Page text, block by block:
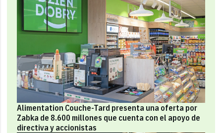
Alimentation Couche-Tard presenta una oferta por
Zabka de 8.600 millones que cuenta con el apoyo de
directiva y accionistas